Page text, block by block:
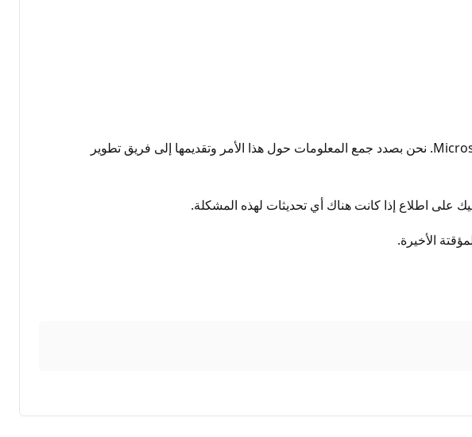
المشكلة التي تواجهها حاليا هي مشكلة اختبرناها لإعادة إظهار مشكلتك وتلقينا ملاحظات مماثلة في مجتمع Microsoft. نحن بصدد جمع المعلومات حول هذا الأمر وتقديمها إلى فريق تطوير
اطلاع إذا كانت هناك أي تحديثات لهذه المشكلة.